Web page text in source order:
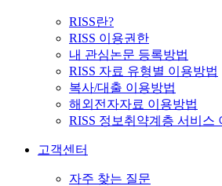
RISS란?
RISS 이용권한
내 관심논문 등록방법
RISS 자료 유형별 이용방법
복사/대출 이용방법
해외전자자료 이용방법
RISS 정보취약계층 서비스
고객센터
자주 찾는 질문